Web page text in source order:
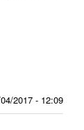
2017 - 12:09